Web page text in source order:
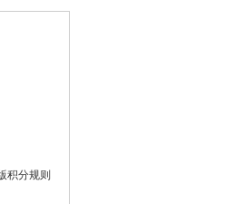
积分规则